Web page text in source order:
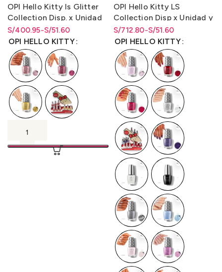
OPI Hello Kitty Is Glitter
Collection Disp. x Unidad
y Disp. Kit 9
(Is/Bcoat/Tcoat) 15ml.
S/51.60
-
S/400.95
Rango de precios: desde
S/51.60 hasta S/400.95
Rango de precios: desde
S/51.60hastaS/400.95
OPI HELLO KITTY
OPI Hello Kitty LS
Collection Disp x Unidad y
Disp. x Kit 16
(Is/Bcoat/Tcoat) 15ml.
S/51.60
-
S/712.80
Rango de precios: desde
S/51.60 hasta S/712.80
Rango de precios: desde
S/51.60hastaS/712.80
OPI HELLO KITTY